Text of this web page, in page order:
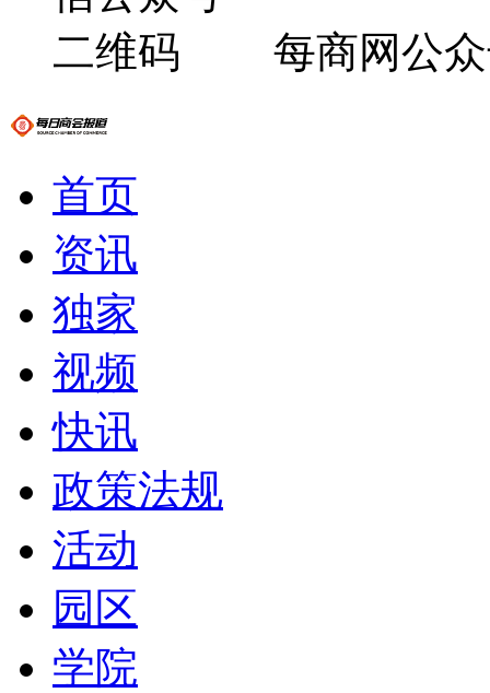
每商网公
首页
资讯
独家
视频
快讯
政策法规
活动
园区
学院